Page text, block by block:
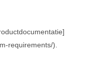
requirements/).